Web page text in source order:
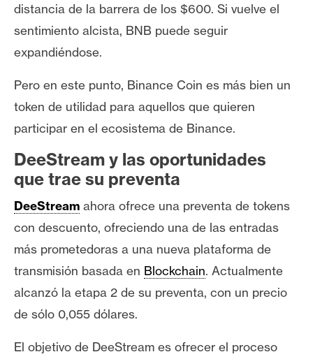
distancia de la barrera de los $600. Si vuelve el
sentimiento alcista, BNB puede seguir
expandiéndose.
Pero en este punto, Binance Coin es más bien un
token de utilidad para aquellos que quieren
participar en el ecosistema de Binance.
DeeStream y las oportunidades
que trae su preventa
DeeStream ahora ofrece una preventa de tokens
con descuento, ofreciendo una de las entradas
más prometedoras a una nueva plataforma de
transmisión basada en Blockchain. Actualmente
alcanzó la etapa 2 de su preventa, con un precio
de sólo 0,055 dólares.
El objetivo de DeeStream es ofrecer el proceso